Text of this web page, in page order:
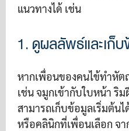
แนวทางได้ เช่น
1. ดูผลลัพธ์และเก็
หากเพื่อนของคนไข้ทำหัต
เช่น จมูกเข้ากับใบหน้า ริ
สามารถเก็บข้อมูลเริ่มต้น
หรือคลินิกที่เพื่อนเลือก จ